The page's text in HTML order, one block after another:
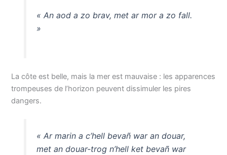
« An aod a zo brav, met ar mor a zo fall.
»
La côte est belle, mais la mer est mauvaise : les apparences
trompeuses de l’horizon peuvent dissimuler les pires
dangers.
« Ar marin a c’hell bevañ war an douar,
met an douar-trog n’hell ket bevañ war